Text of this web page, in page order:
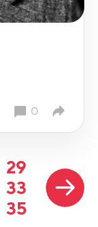
0
29
33
35